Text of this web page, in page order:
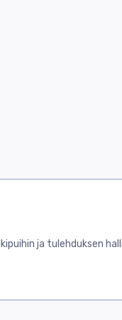
ja tulehduksen
turvotusta sekä